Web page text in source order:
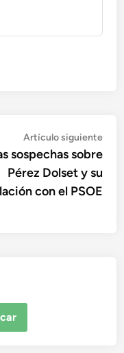
Artículo siguiente
sospechas sobre
Pérez Dolset y su
con el PSOE